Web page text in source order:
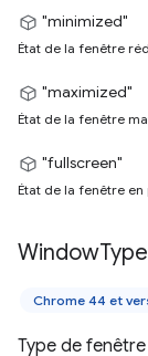
"minimized"
État de la fenêtre
"maximized"
État de la fenêtre
"fullscreen"
État de la fenêtre en
WindowType
Chrome 44 et
Type de